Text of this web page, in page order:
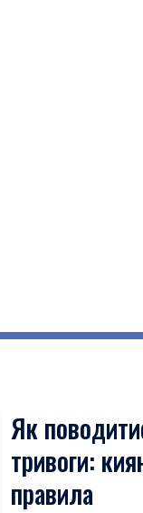
Як
тривоги:
правила